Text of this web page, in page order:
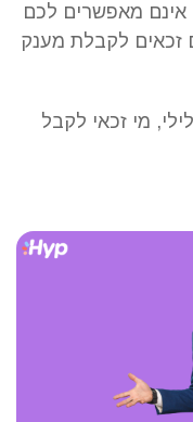
אינם מאפשרים לכם
זכאים לקבלת מענק
מי זכאי לקבל